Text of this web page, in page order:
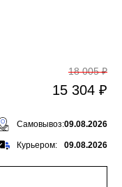
18 005 ₽
15 304 ₽
Самовывоз:09.08.2026
Курьером: 09.08.2026